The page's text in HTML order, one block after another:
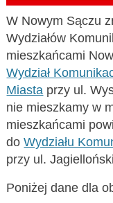
W Nowym Sączu
Wydziałów
mieszkańcami
Wydział
Miasta przy ul.
nie mieszkamy w
mieszkańcami
doWydziału
przy ul.
Poniżej dane dla